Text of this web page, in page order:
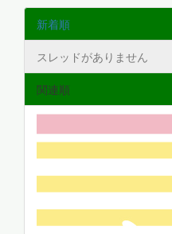
新着順
スレッドがありません
関連順